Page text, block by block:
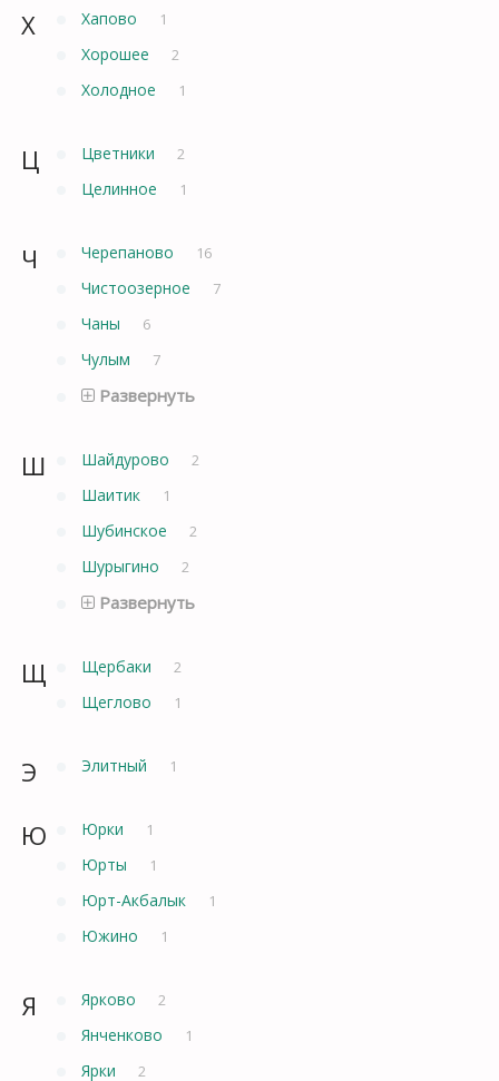
Х Хапово 1
Хорошее 2
Холодное 1
Ц Цветники 2
Целинное 1
Ч Черепаново 16
Чистоозерное 7
Чаны 6
Чулым 7
Развернуть
Ш Шайдурово 2
Шаитик 1
Шубинское 2
Шурыгино 2
Развернуть
Щ Щербаки 2
Щеглово 1
Э Элитный 1
Ю Юрки 1
Юрты 1
Юрт-Акбалык 1
Южино 1
Я Ярково 2
Янченково 1
Ярки 2